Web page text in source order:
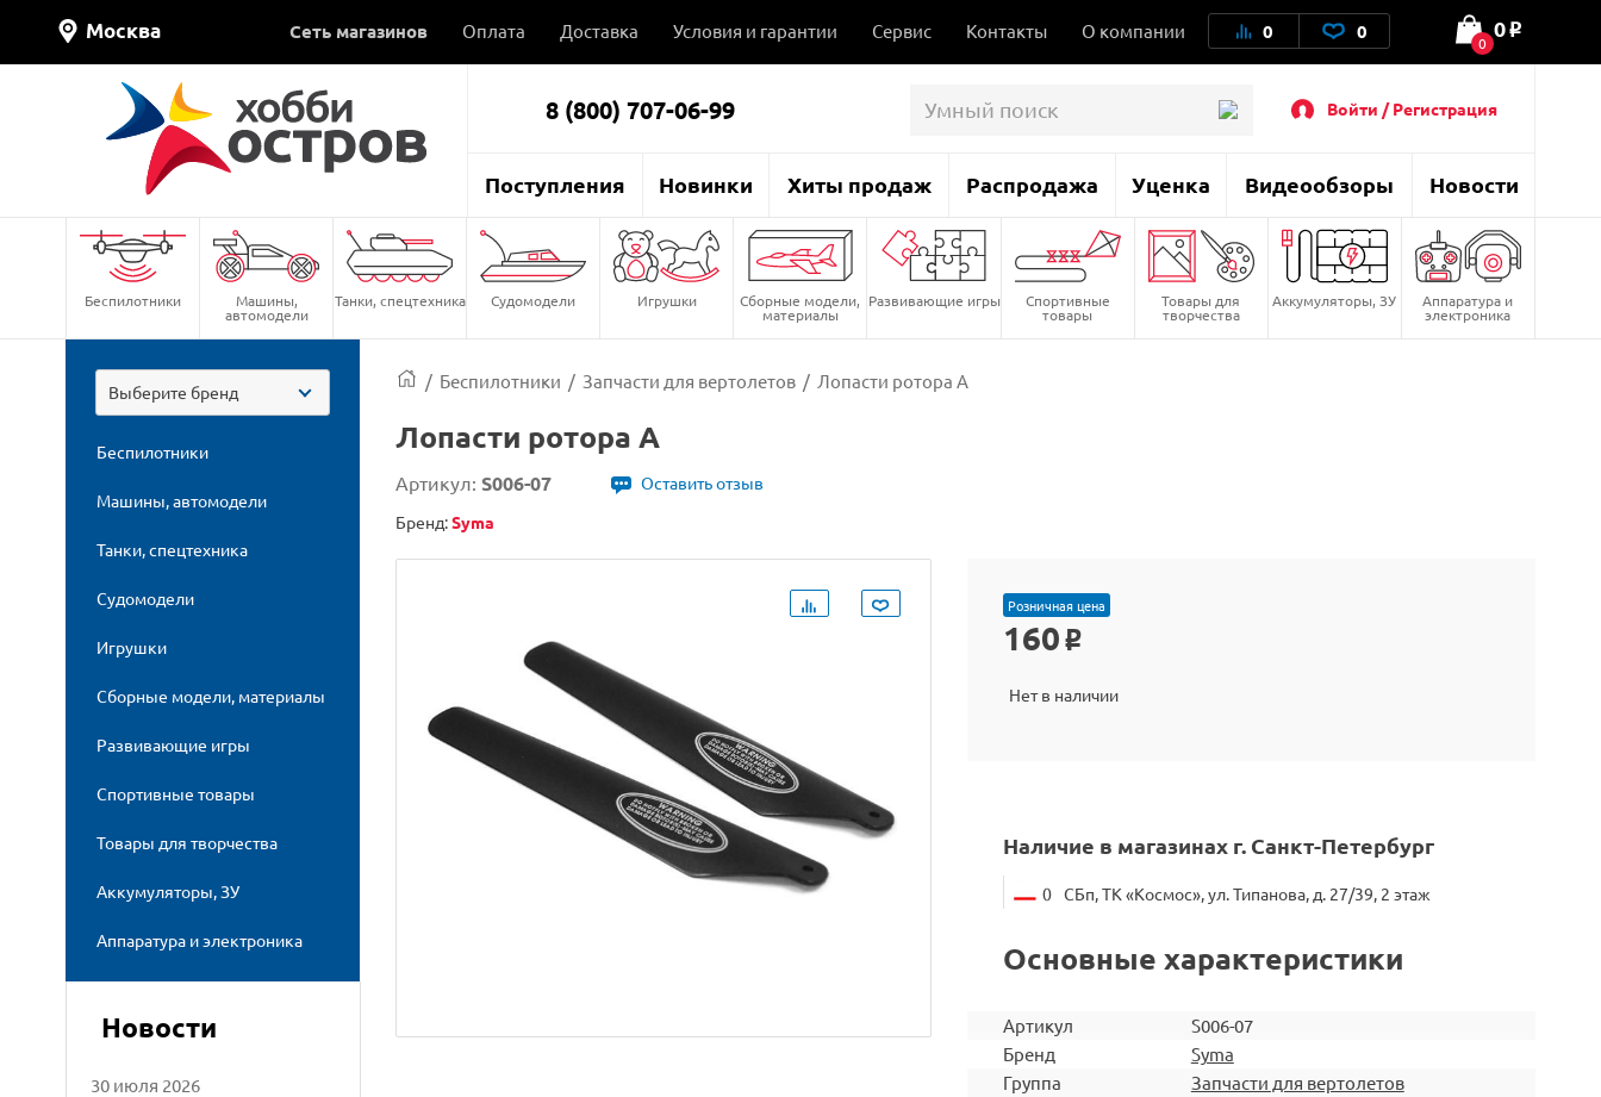
Москва Сеть магазинов Оплата Доставка Условия и гарантии Сервис Контакты О компании 0 0 0
0 o
8 (800) 707-06-99 Войти / Регистрация
Поступления Новинки Хиты продаж Распродажа Уценка Видеообзоры Новости
Беспилотники Машины,
автомодели
Танки, спецтехника Судомодели Игрушки Сборные модели,
материалы
Развивающие игры Спортивные
товары
Товары для
творчества
Аккумуляторы, ЗУ Аппаратура и
электроника
Выберите бренд
Беспилотники
Машины, автомодели
Танки, спецтехника
Судомодели
Игрушки
Сборные модели, материалы
Развивающие игры
Спортивные товары
Товары для творчества
Аккумуляторы, ЗУ
Аппаратура и электроника
Новости
30 июля 2026
/ Беспилотники / Запчасти для вертолетов / Лопасти ротора А
Лопасти ротора А
Артикул: S006-07
Оставить отзыв
Бренд:Syma
Розничная цена
160 o
Нет в наличии
Наличие в магазинах г. Санкт-Петербург
0 СБп, ТК «Космос», ул. Типанова, д. 27/39, 2 этаж
Основные характеристики
Артикул
S006-07
Бренд
Syma
Группа
Запчасти для вертолетов